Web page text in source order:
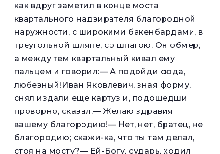
как вдруг заметил в конце моста
квартального надзирателя благородной
наружности, с широкими бакенбардами, в
треугольной шляпе, со шпагою. Он обмер;
а между тем квартальный кивал ему
пальцем и говорил:— А подойди сюда,
любезный!Иван Яковлевич, зная форму,
снял издали еще картуз и, подошедши
проворно, сказал:— Желаю здравия
вашему благородию!— Нет, нет, братец, не
благородию; скажи-ка, что ты там делал,
стоя на мосту?— Ей-Богу, сударь, ходил